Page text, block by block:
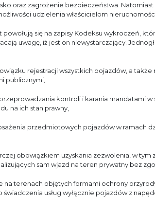
oraz zagrożenie bezpieczeństwa.
udzielenia właścicielom
się na zapisy Kodeksu wykroczeń,
uwagę, iż jest on niewystarczający.
rejestracji wszystkich pojazdów, a także
publicznymi,
kontroli i karania mandatami w
na ich stan prawny,
przedmiotowych pojazdów w ramach
obowiązkiem uzyskania zezwolenia, w tym
sam wjazd na teren prywatny bez
terenach objętych formami ochrony
usług wyłącznie pojazdów z